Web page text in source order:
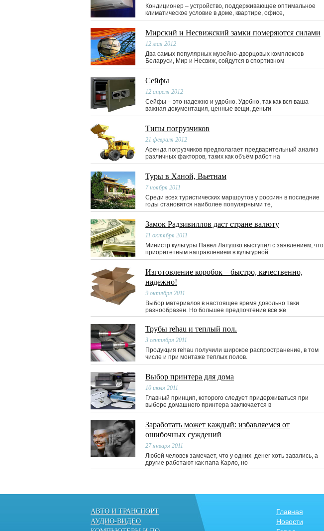
Кондиционер – устройство, поддерживающее оптимальное
климатическое условие в доме, квартире, офисе,
Мирский и Несвижский замки померяются силами
12 мая 2012
Два самых популярных музейно-дворцовых комплексов
Беларуси, Мир и Несвиж, сойдутся в спортивном
Сейфы
12 апреля 2012
Сейфы – это надежно и удобно. Удобно, так как вся ваша
важная документация, ценные вещи, деньги
Типы погрузчиков
21 февраля 2012
Аренда погрузчиков предполагает предварительный анализ
различных факторов, таких как объём работ на
Туры в Ханой, Вьетнам
7 ноября 2011
Среди всех туристических маршрутов у россиян в последние
годы становятся наиболее популярными те,
Замок Радзивиллов даст стране валюту
11 октября 2011
Министр культуры Павел Латушко выступил с заявлением, что
приоритетным направлением в культурной
Изготовление коробок – быстро, качественно,
надежно!
9 октября 2011
Выбор материалов в настоящее время довольно таки
разнообразен. Но большее предпочтение все же
Трубы rehau и теплый пол.
3 сентября 2011
Продукция rehau получили широкое распространение, в том
числе и при монтаже теплых полов.
Выбор принтера для дома
10 июля 2011
Главный принцип, которого следует придерживаться при
выборе домашнего принтера заключается в
Заработать может каждый: избавляемся от
ошибочных суждений
27 января 2011
Любой человек замечает, что у одних денег хоть завались, а
другие работают как папа Карло, но
АВТО И ТРАНСПОРТ
АУДИО-ВИДЕО
Главная
Новости